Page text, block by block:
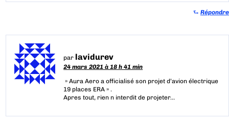
⮑ Répondre
par lavidurev
24 mars 2021 à 18 h 41 min
» Aura Aero a officialisé son projet d’avion électrique
19 places ERA » .
Apres tout, rien n interdit de projeter…